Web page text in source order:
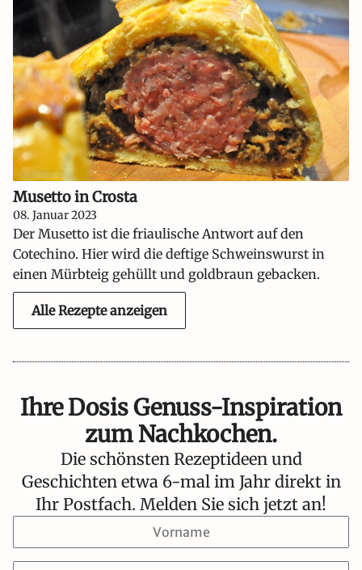
Musetto in Crosta
08. Januar 2023
Der Musetto ist die friaulische Antwort auf den
Cotechino. Hier wird die deftige Schweinswurst in
einen Mürbteig gehüllt und goldbraun gebacken.
Alle Rezepte anzeigen
Ihre Dosis Genuss-Inspiration
zum Nachkochen.
Die schönsten Rezeptideen und
Geschichten etwa 6-mal im Jahr direkt in
Ihr Postfach. Melden Sie sich jetzt an!